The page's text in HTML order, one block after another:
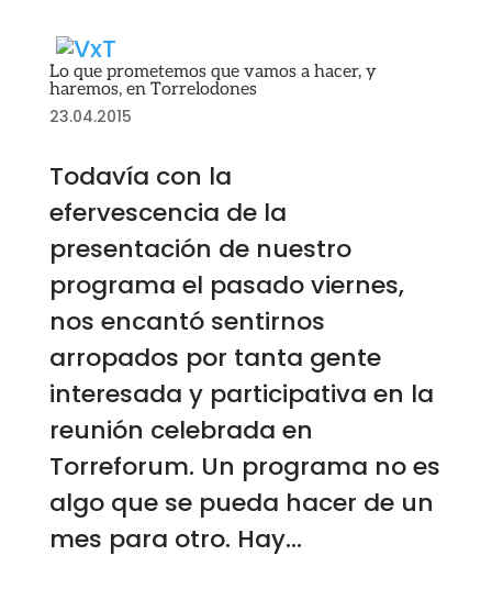
Lo que prometemos que vamos a hacer, y
haremos, en Torrelodones
23.04.2015
Todavía con la
efervescencia de la
presentación de nuestro
programa el pasado viernes,
nos encantó sentirnos
arropados por tanta gente
interesada y participativa en la
reunión celebrada en
Torreforum. Un programa no es
algo que se pueda hacer de un
mes para otro. Hay...